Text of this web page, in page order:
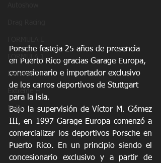
FORMULA 1
Extreme E
Rally
Porsche festeja 25 años de presencia
en Puerto Rico gracias Garage Europa,
concesionario e importador exclusivo
de los carros deportivos de Stuttgart
para la isla.
Bajo la supervisión de Víctor M. Gómez
III, en 1997 Garage Europa comenzó a
comercializar los deportivos Porsche en
Puerto Rico. En un principio siendo el
concesionario exclusivo y a partir de